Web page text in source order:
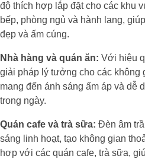
độ thích hợp lắp đặt cho các khu
bếp, phòng ngủ và hành lang,
đẹp và ấm cúng.
Nhà hàng và quán ăn: Với hiệu
giải pháp lý tưởng cho các không
mang đến ánh sáng ấm áp và dễ
trong ngày.
Quán cafe và trà sữa: Đèn âm
sáng linh hoạt, tạo không gian
hợp với các quán cafe, trà sữa,